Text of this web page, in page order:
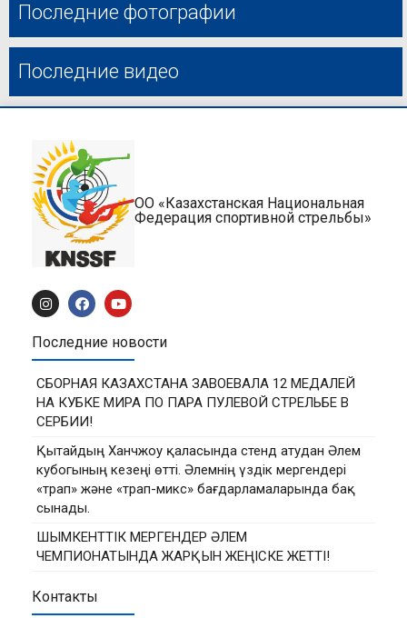
Последние фотографии
Последние видео
ОО «Казахстанская Национальная
Федерация спортивной стрельбы»
Последние новости
СБОРНАЯ КАЗАХСТАНА ЗАВОЕВАЛА 12 МЕДАЛЕЙ
НА КУБКЕ МИРА ПО ПАРА ПУЛЕВОЙ СТРЕЛЬБЕ В
СЕРБИИ!
Қытайдың Ханчжоу қаласында стенд атудан Әлем
кубогының кезеңі өтті. Әлемнің үздік мергендері
«трап» және «трап-микс» бағдарламаларында бақ
сынады.
ШЫМКЕНТТІК МЕРГЕНДЕР ӘЛЕМ
ЧЕМПИОНАТЫНДА ЖАРҚЫН ЖЕҢІСКЕ ЖЕТТІ!
Контакты